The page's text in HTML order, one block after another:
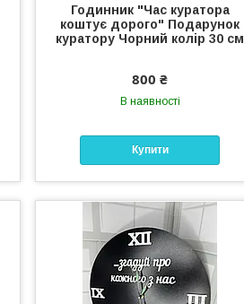
Годинник "Час куратора
коштує дорого" Подарунок
куратору Чорний колір 30 см
800 ₴
В наявності
Купити